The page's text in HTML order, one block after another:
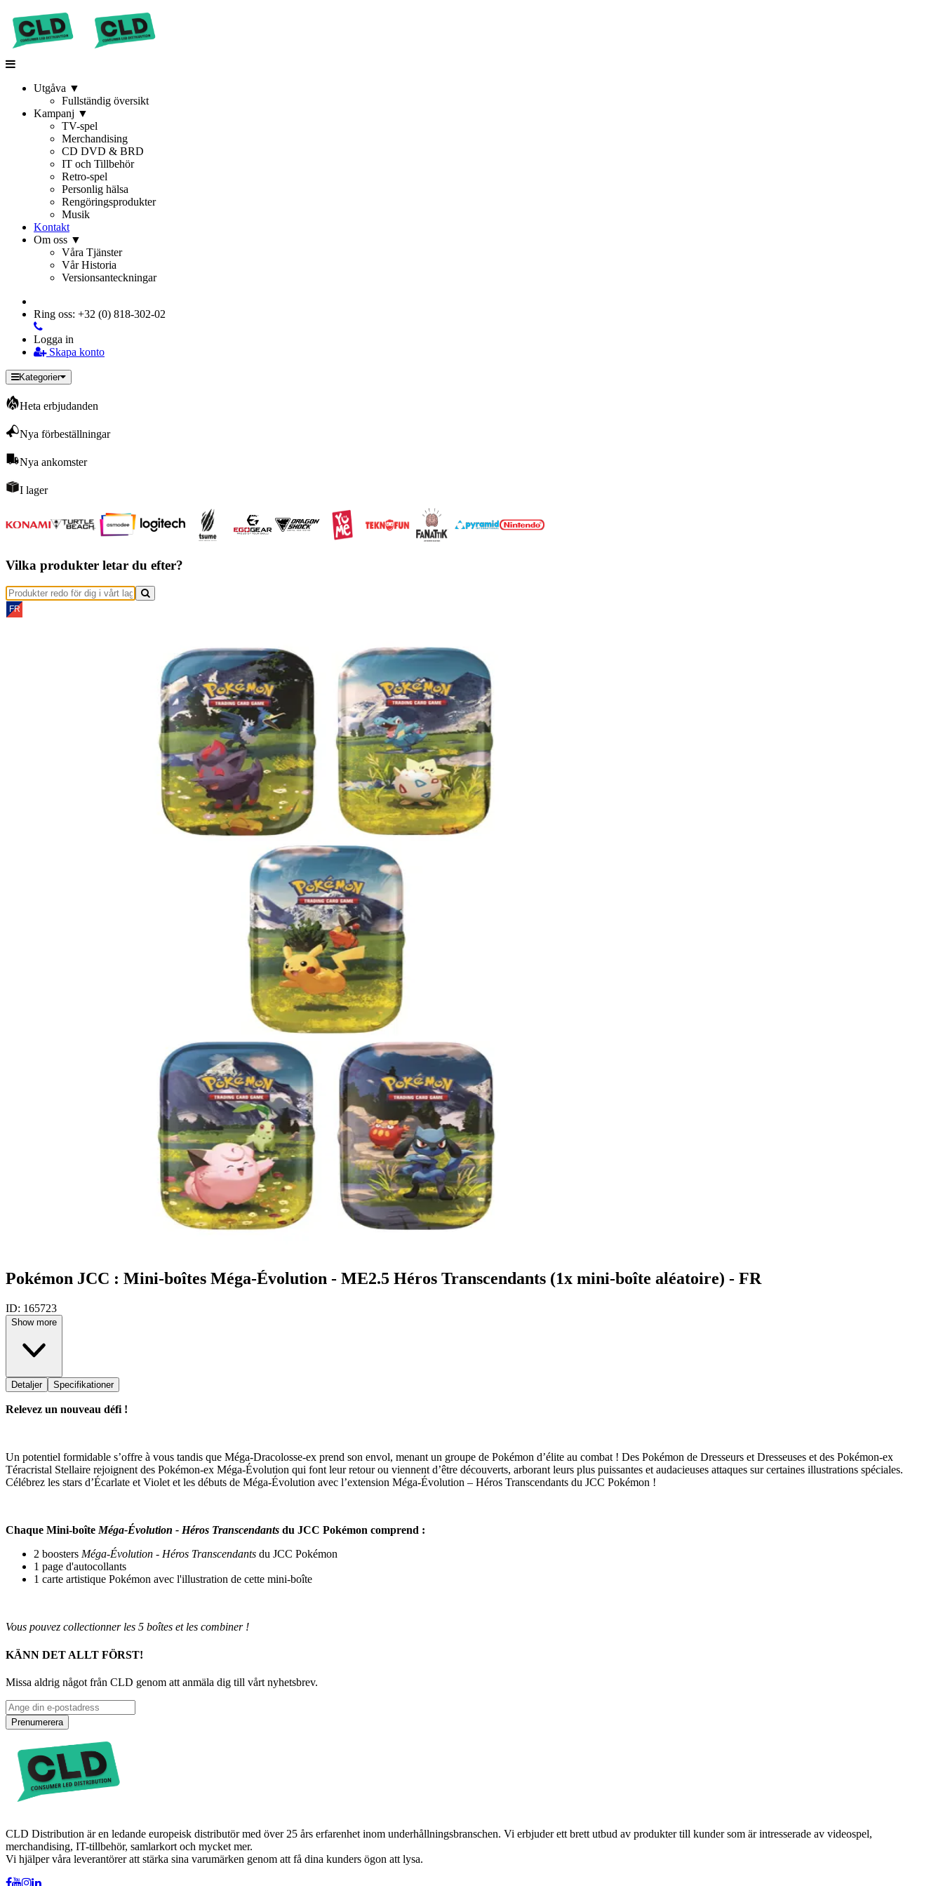
Utgåva ▼
Fullständig översikt
Kampanj ▼
TV-spel
Merchandising
CD DVD & BRD
IT och Tillbehör
Retro-spel
Personlig hälsa
Rengöringsprodukter
Musik
Kontakt
Om oss ▼
Våra Tjänster
Vår Historia
Versionsanteckningar
Ring oss: +32 (0) 818-302-02
Logga in
Skapa konto
Kategorier
Heta erbjudanden
Nya förbeställningar
Nya ankomster
I lager
Vilka produkter letar du efter?
Pokémon JCC : Mini-boîtes Méga-Évolution - ME2.5 Héros Transcendants (1x mini-boîte aléatoire) - FR
ID: 165723
Show more
Detaljer Specifikationer
Relevez un nouveau défi !
Un potentiel formidable s’offre à vous tandis que Méga-Dracolosse-ex prend son envol, menant un groupe de Pokémon d’élite au combat ! Des Pokémon de Dresseurs et Dresseuses et des Pokémon-ex
Téracristal Stellaire rejoignent des Pokémon-ex Méga-Évolution qui font leur retour ou viennent d’être découverts, arborant leurs plus puissantes et audacieuses attaques sur certaines illustrations spéciales.
Célébrez les stars d’Écarlate et Violet et les débuts de Méga-Évolution avec l’extension Méga-Évolution – Héros Transcendants du JCC Pokémon !
Chaque Mini-boîte Méga-Évolution - Héros Transcendants du JCC Pokémon comprend :
2 boosters Méga-Évolution - Héros Transcendants du JCC Pokémon
1 page d'autocollants
1 carte artistique Pokémon avec l'illustration de cette mini-boîte
Vous pouvez collectionner les 5 boîtes et les combiner !
KÄNN DET ALLT FÖRST!
Missa aldrig något från CLD genom att anmäla dig till vårt nyhetsbrev.
Prenumerera
CLD Distribution är en ledande europeisk distributör med över 25 års erfarenhet inom underhållningsbranschen. Vi erbjuder ett brett utbud av produkter till kunder som är intresserade av videospel,
merchandising, IT-tillbehör, samlarkort och mycket mer.
Vi hjälper våra leverantörer att stärka sina varumärken genom att få dina kunders ögon att lysa.